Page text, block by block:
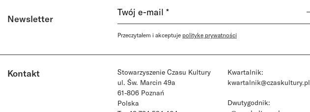
Newsletter
Przeczytałem i akceptuje politykę prywatności
Kontakt
Stowarzyszenie Czasu Kultury
ul. Św. Marcin 49a
61-806 Poznań
Polska
Kwartalnik:
kwartalnik@czaskultury.pl
Dwutygodnik: